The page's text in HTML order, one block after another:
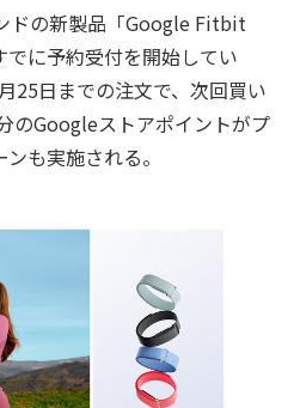
ドの新製品「Google Fitbit
に予約受付を開始してい
25日までの注文で、次回買い
のGoogleストアポイントがプ
も実施される。